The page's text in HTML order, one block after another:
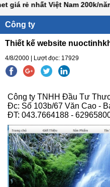
rẻ nhất Việt Nam 200k/năm
Công ty
Thiết kế website
4/8/2000 | Lượt đọc: 17929
Công ty TNHH Đầu Tư
Đc: Số 103b/67 Văn Cao -
ĐT: 043.7664188 -